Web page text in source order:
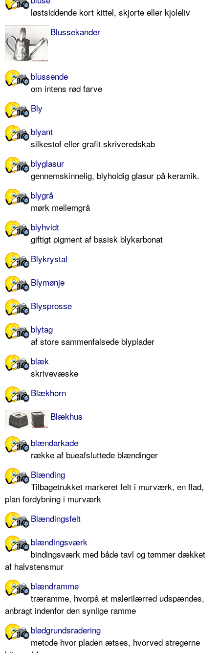
løstsiddende kort kittel, skjorte eller kjoleliv
Blussekander
blussende
om intens rød farve
Bly
blyant
silkestof eller grafit skriveredskab
blyglasur
gennemskinnelig, blyholdig glasur på keramik.
blygrå
mørk mellemgrå
blyhvidt
giftigt pigment af basisk blykarbonat
Blykrystal
Blymønje
Blysprosse
blytag
af store sammenfalsede blyplader
blæk
skrivevæske
Blækhorn
Blækhus
blændarkade
række af bueafsluttede blændinger
Blænding
Tilbagetrukket markeret felt i murværk, en flad,
plan fordybning i murværk
Blændingsfelt
blændingsværk
bindingsværk med både tavl og tømmer dækket
af halvstensmur
blændramme
træramme, hvorpå et malerilærred udspændes,
anbragt indenfor den synlige ramme
blødgrundsradering
metode hvor pladen ætses, hvorved stregerne